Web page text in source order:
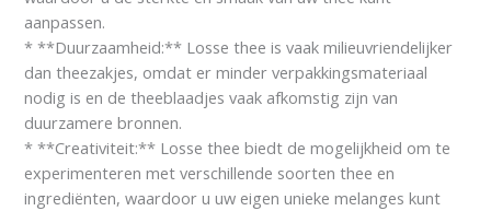
aanpassen.
* **Duurzaamheid:** Losse thee is vaak milieuvriendelijker
dan theezakjes, omdat er minder verpakkingsmateriaal
nodig is en de theeblaadjes vaak afkomstig zijn van
duurzamere bronnen.
* **Creativiteit:** Losse thee biedt de mogelijkheid om te
experimenteren met verschillende soorten thee en
ingrediënten, waardoor u uw eigen unieke melanges kunt